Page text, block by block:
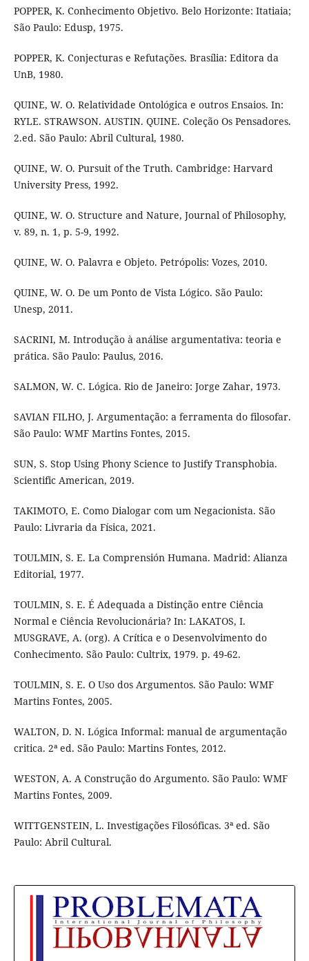
POPPER, K. Conhecimento Objetivo. Belo Horizonte: Itatiaia;
São Paulo: Edusp, 1975.
POPPER, K. Conjecturas e Refutações. Brasília: Editora da
UnB, 1980.
QUINE, W. O. Relatividade Ontológica e outros Ensaios. In:
RYLE. STRAWSON. AUSTIN. QUINE. Coleção Os Pensadores.
2.ed. São Paulo: Abril Cultural, 1980.
QUINE, W. O. Pursuit of the Truth. Cambridge: Harvard
University Press, 1992.
QUINE, W. O. Structure and Nature, Journal of Philosophy,
v. 89, n. 1, p. 5-9, 1992.
QUINE, W. O. Palavra e Objeto. Petrópolis: Vozes, 2010.
QUINE, W. O. De um Ponto de Vista Lógico. São Paulo:
Unesp, 2011.
SACRINI, M. Introdução à análise argumentativa: teoria e
prática. São Paulo: Paulus, 2016.
SALMON, W. C. Lógica. Rio de Janeiro: Jorge Zahar, 1973.
SAVIAN FILHO, J. Argumentação: a ferramenta do filosofar.
São Paulo: WMF Martins Fontes, 2015.
SUN, S. Stop Using Phony Science to Justify Transphobia.
Scientific American, 2019.
TAKIMOTO, E. Como Dialogar com um Negacionista. São
Paulo: Livraria da Física, 2021.
TOULMIN, S. E. La Comprensión Humana. Madrid: Alianza
Editorial, 1977.
TOULMIN, S. E. É Adequada a Distinção entre Ciência
Normal e Ciência Revolucionária? In: LAKATOS, I.
MUSGRAVE, A. (org). A Crítica e o Desenvolvimento do
Conhecimento. São Paulo: Cultrix, 1979. p. 49-62.
TOULMIN, S. E. O Uso dos Argumentos. São Paulo: WMF
Martins Fontes, 2005.
WALTON, D. N. Lógica Informal: manual de argumentação
critica. 2ª ed. São Paulo: Martins Fontes, 2012.
WESTON, A. A Construção do Argumento. São Paulo: WMF
Martins Fontes, 2009.
WITTGENSTEIN, L. Investigações Filosóficas. 3ª ed. São
Paulo: Abril Cultural.